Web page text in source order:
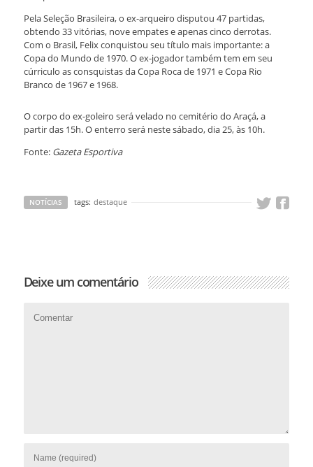
Pela Seleção Brasileira, o ex-arqueiro disputou 47 partidas,
obtendo 33 vitórias, nove empates e apenas cinco derrotas.
Com o Brasil, Felix conquistou seu título mais importante: a
Copa do Mundo de 1970. O ex-jogador também tem em seu
cúrriculo as consquistas da Copa Roca de 1971 e Copa Rio
Branco de 1967 e 1968.
O corpo do ex-goleiro será velado no cemitério do Araçá, a
partir das 15h. O enterro será neste sábado, dia 25, às 10h.
Fonte: Gazeta Esportiva
NOTÍCIAS tags: destaque
Deixe um comentário